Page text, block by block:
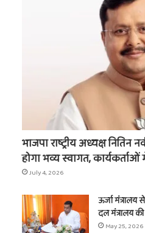
भाजपा राष्ट्रीय अध्यक्ष
होगा भव्य स्वागत, कार्यकर्ताओं
July 4, 2026
ऊर्जा मंत्रालय
दल मंत्रालय की
May 25, 2026